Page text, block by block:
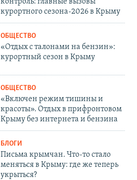
курортного сезона-2026 в Крыму
ОБЩЕСТВО
«Отдых с талонами на бензин»:
курортный сезон в Крыму
ОБЩЕСТВО
«Включен режим тишины и
красоты». Отдых в прифронтовом
Крыму без интернета и бензина
БЛОГИ
Письма крымчан. Что-то стало
меняться в Крыму: где же теперь
укрыться?